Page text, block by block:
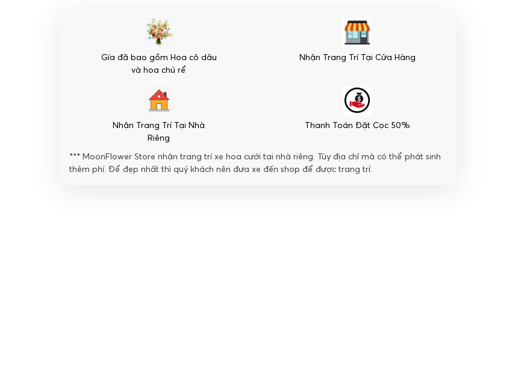
Gắn
Gía đã bao gồm Hoa cô dâu
và hoa chú rể
Nhận Trang Trí Tại Cửa Hàng
Nhận Trang Trí Tại Nhà
Riêng
Thanh Toán Đặt Cọc 50%
*** MoonFlower Store nhận trang trí xe hoa cưới tại nhà riêng. Tùy địa chỉ mà có thể phát sinh
thêm phí. Để đẹp nhất thì quý khách nên đưa xe đến shop để được trang trí.